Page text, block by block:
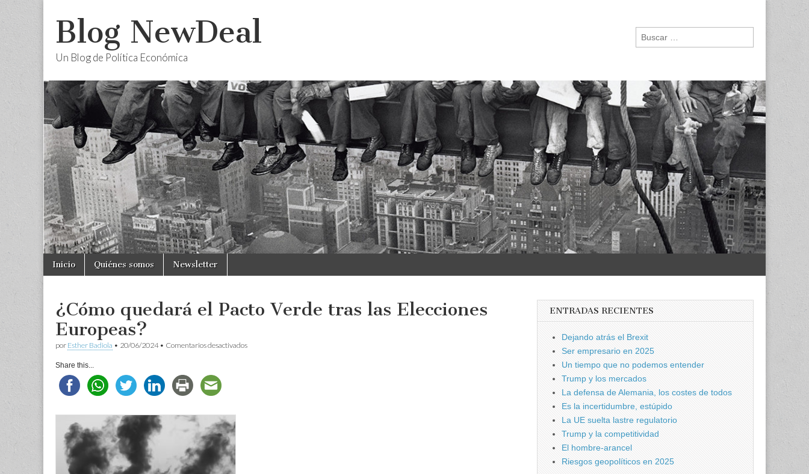
Blog NewDeal
Un Blog de Política Económica
Buscar:
Main
menu
Skip
Inicio Quiénes somos Newsletter
¿Cómo quedará el Pacto Verde tras las Elecciones
Europeas?
por Esther Badiola • 20/06/2024• Comentarios desactivadosen
Share this...
ENTRADAS RECIENTES
Dejando atrás el Brexit
Ser empresario en 2025
Un tiempo que no podemos entender
Trump y los mercados
La defensa de Alemania, los costes de todos
Es la incertidumbre, estúpido
La UE suelta lastre regulatorio
Trump y la competitividad
El hombre-arancel
Riesgos geopolíticos en 2025